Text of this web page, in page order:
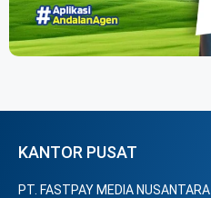
KANTOR PUSAT
PT. FASTPAY MEDIA NUSANTARA